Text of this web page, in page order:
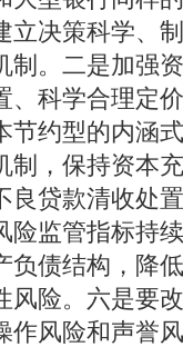
立决策科学、
制。二是加强
、科学合理定
节约型的内涵
制，保持资本
良贷款清收处
险监管指标持
负债结构，降
风险。六是要
作风险和声誉